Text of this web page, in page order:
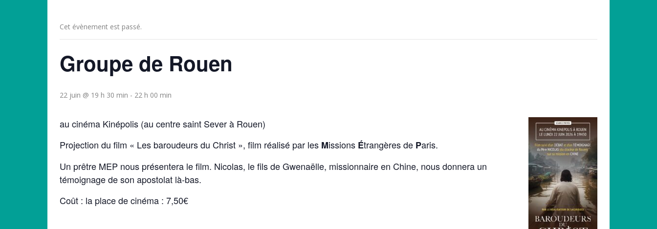
Cet évènement est passé.
Groupe de Rouen
22 juin @ 19 h 30 min - 22 h 00 min
au cinéma Kinépolis (au centre saint Sever à Rouen)
Projection du film « Les baroudeurs du Christ », film réalisé par les Missions Étrangères de Paris.
Un prêtre MEP nous présentera le film. Nicolas, le fils de Gwenaëlle, missionnaire en Chine, nous donnera un
témoignage de son apostolat là-bas.
Coût : la place de cinéma : 7,50€